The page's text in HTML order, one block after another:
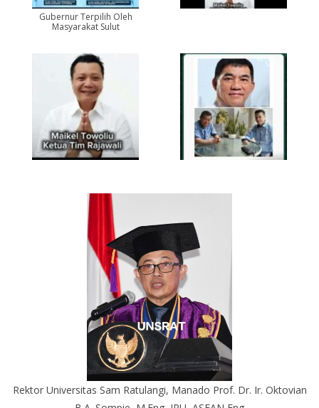
Gubernur Terpilih Oleh
Masyarakat Sulut
Rektor Universitas Sam Ratulangi, Manado Prof. Dr. Ir. Oktovian